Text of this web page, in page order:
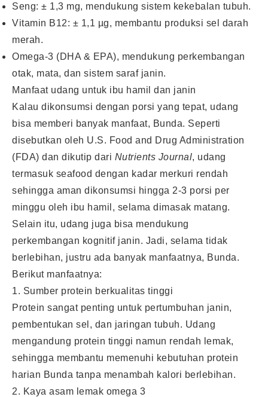
Seng: ± 1,3 mg, mendukung sistem kekebalan tubuh.
Vitamin B12: ± 1,1 µg, membantu produksi sel darah
merah.
Omega-3 (DHA & EPA), mendukung perkembangan
otak, mata, dan sistem saraf janin.
Manfaat udang untuk ibu hamil dan janin
Kalau dikonsumsi dengan porsi yang tepat, udang
bisa memberi banyak manfaat, Bunda. Seperti
disebutkan oleh U.S. Food and Drug Administration
(FDA) dan dikutip dari Nutrients Journal, udang
termasuk seafood dengan kadar merkuri rendah
sehingga aman dikonsumsi hingga 2-3 porsi per
minggu oleh ibu hamil, selama dimasak matang.
Selain itu, udang juga bisa mendukung
perkembangan kognitif janin. Jadi, selama tidak
berlebihan, justru ada banyak manfaatnya, Bunda.
Berikut manfaatnya:
1. Sumber protein berkualitas tinggi
Protein sangat penting untuk pertumbuhan janin,
pembentukan sel, dan jaringan tubuh. Udang
mengandung protein tinggi namun rendah lemak,
sehingga membantu memenuhi kebutuhan protein
harian Bunda tanpa menambah kalori berlebihan.
2. Kaya asam lemak omega 3